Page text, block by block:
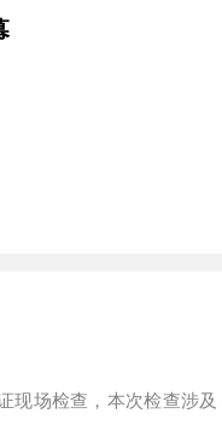
现场检查，本次检查涉及